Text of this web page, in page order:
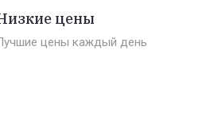
цены
цены каждый день